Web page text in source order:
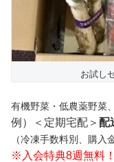
お試し
有機野菜・低農薬野菜
例）＜定期宅配＞ 配
（冷凍手数料別、購入
※入会特典8週無料